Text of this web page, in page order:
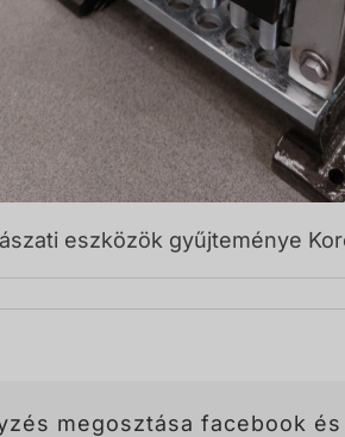
eszközök gyűjteménye
megosztása facebook és